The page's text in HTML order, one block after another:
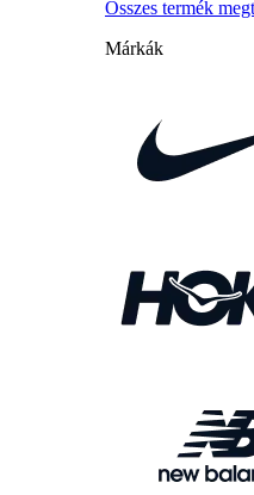
Összes termék
Márkák